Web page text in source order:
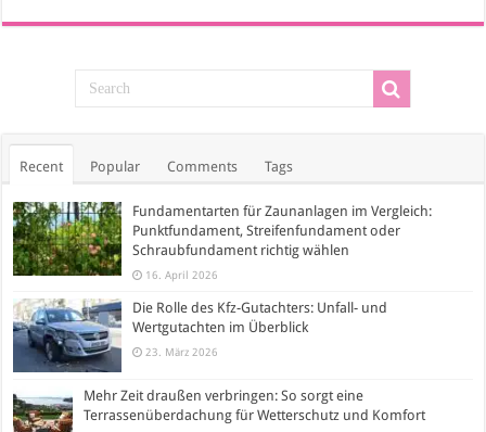
Recent Popular Comments Tags
Fundamentarten für Zaunanlagen im Vergleich:
Punktfundament, Streifenfundament oder
Schraubfundament richtig wählen
16. April 2026
Die Rolle des Kfz-Gutachters: Unfall- und
Wertgutachten im Überblick
23. März 2026
Mehr Zeit draußen verbringen: So sorgt eine
Terrassenüberdachung für Wetterschutz und Komfort